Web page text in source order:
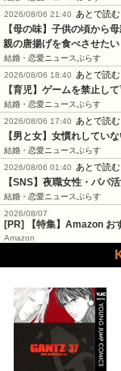
2026/08/06 21:40
あとで読む
【母の味】子供の頃から
親の唐揚げを食べさせた
結婚・恋愛ニュースぷらす
2026/08/06 18:40
あとで読む
【育児】ゲームを禁止し
結婚・恋愛ニュースぷらす
2026/08/06 17:40
あとで読む
【男と女】女慣れしてい
結婚・恋愛ニュースぷらす
2026/08/06 01:40
あとで読む
【SNS】夜職女性・パパ
結婚・恋愛ニュースぷらす
2026/08/07
[PR] 【特集】Amazon お
Amazon